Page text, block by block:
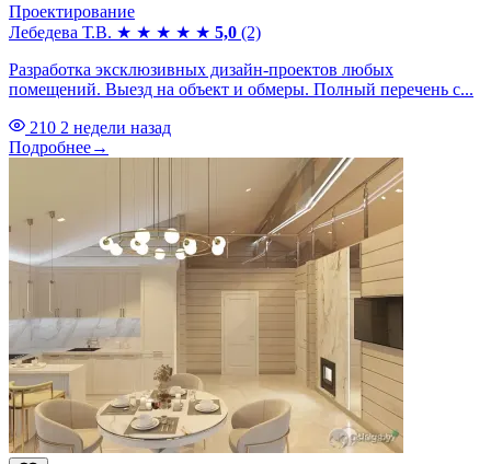
Проектирование
Лебедева Т.В. ★ ★ ★ ★ ★ 5,0 (2)
Разработка эксклюзивных дизайн-проектов любых
помещений. Выезд на объект и обмеры. Полный перечень с...
210 2 недели назад
Подробнее→